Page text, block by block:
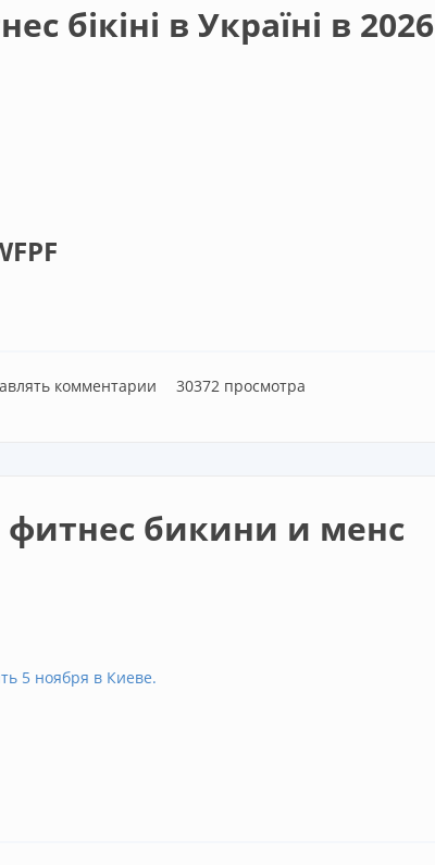
бікіні в Україні в 2026
комментарии 30372 просмотра
бикини и менс
5 ноября в Киеве.